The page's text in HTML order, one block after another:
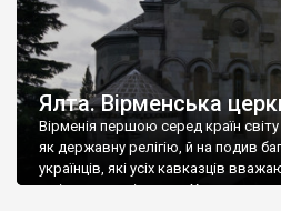
Ялта. Вірменська
Вірменія першою серед країн
як державну релігію, й на подив
українців, які усіх кавказців
є відданими вірянами Христа